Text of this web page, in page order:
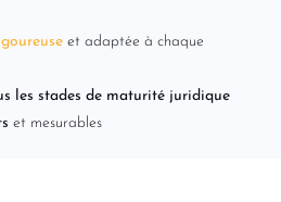
et adaptée à chaque
les stades de maturité juridique
et mesurables